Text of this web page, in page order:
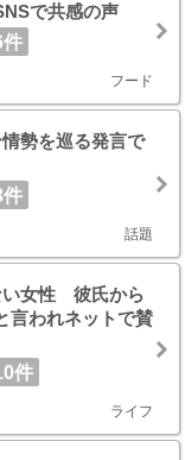
で共感の声
件
フード
勢を巡る発言で
件
話題
い女性 彼氏から
言われネットで賛
件
ライフ